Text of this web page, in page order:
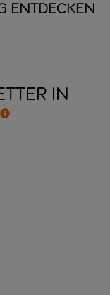
entdecken
IN